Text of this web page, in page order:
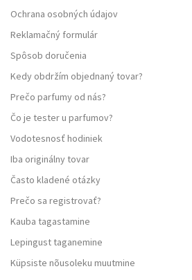
Ochrana osobných údajov
Reklamačný formulár
Spôsob doručenia
Kedy obdržím objednaný tovar?
Prečo parfumy od nás?
Čo je tester u parfumov?
Vodotesnosť hodiniek
Iba originálny tovar
Často kladené otázky
Prečo sa registrovať?
Kauba tagastamine
Lepingust taganemine
Küpsiste nõusoleku muutmine